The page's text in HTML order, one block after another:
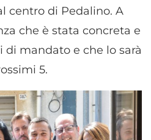
centro di Pedalino. A
che è stata concreta e
mandato e che lo sarà
5.